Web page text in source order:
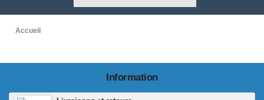
Accueil
Information